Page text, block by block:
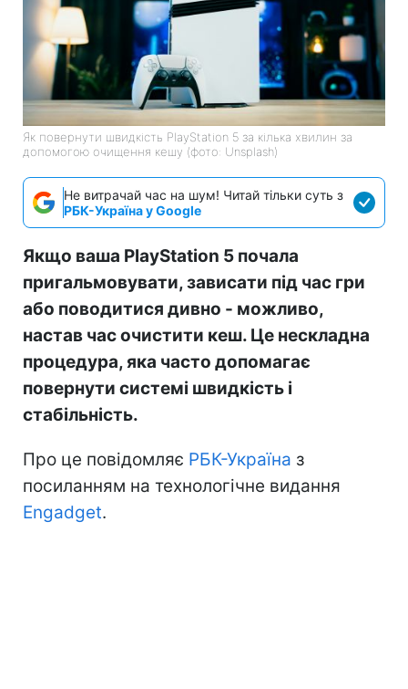
Як повернути швидкість PlayStation 5 за кілька хвилин за
допомогою очищення кешу (фото: Unsplash)
Не витрачай час на шум! Читай тільки суть з
РБК-Україна у Google
Якщо ваша PlayStation 5 почала
пригальмовувати, зависати під час гри
або поводитися дивно - можливо,
настав час очистити кеш. Це нескладна
процедура, яка часто допомагає
повернути системі швидкість і
стабільність.
Про це повідомляє РБК-Україна з
посиланням на технологічне видання
Engadget.